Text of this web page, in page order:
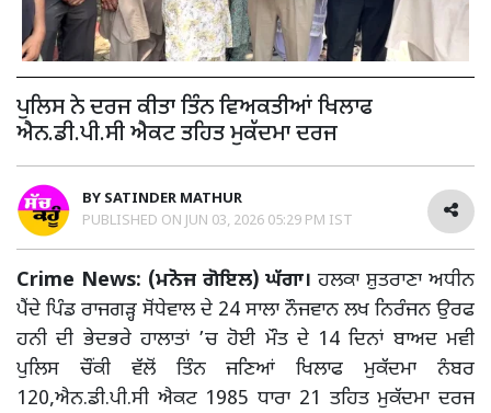
ਪੁਲਿਸ ਨੇ ਦਰਜ ਕੀਤਾ ਤਿੰਨ ਵਿਅਕਤੀਆਂ ਖਿਲਾਫ
ਐਨ.ਡੀ.ਪੀ.ਸੀ ਐਕਟ ਤਹਿਤ ਮੁਕੱਦਮਾ ਦਰਜ
BY SATINDER MATHUR
PUBLISHED ON JUN 03, 2026 05:29 PM IST
Crime News: (ਮਨੋਜ ਗੋਇਲ) ਘੱਗਾ।ਹਲਕਾ ਸ਼ੁਤਰਾਣਾ ਅਧੀਨ
ਪੈਂਦੇ ਪਿੰਡ ਰਾਜਗੜ੍ਹ ਸੋਂਧੇਵਾਲ ਦੇ 24 ਸਾਲਾ ਨੌਜਵਾਨ ਲਖ ਨਿਰੰਜਨ ਉਰਫ
ਹਨੀ ਦੀ ਭੇਦਭਰੇ ਹਾਲਾਤਾਂ ’ਚ ਹੋਈ ਮੌਤ ਦੇ 14 ਦਿਨਾਂ ਬਾਅਦ ਮਵੀ
ਪੁਲਿਸ ਚੌਂਕੀ ਵੱਲੋਂ ਤਿੰਨ ਜਣਿਆਂ ਖਿਲਾਫ ਮੁਕੱਦਮਾ ਨੰਬਰ
120,ਐਨ.ਡੀ.ਪੀ.ਸੀ ਐਕਟ 1985 ਧਾਰਾ 21 ਤਹਿਤ ਮੁਕੱਦਮਾ ਦਰਜ